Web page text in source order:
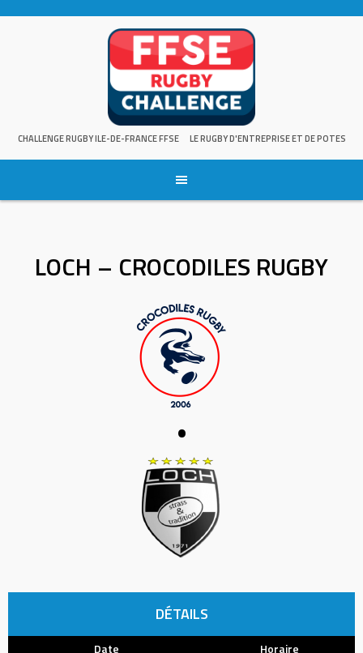
CHALLENGE RUGBY ILE-DE-FRANCE FFSE LE RUGBY D'ENTREPRISE ET DE POTES
LOCH – CROCODILES RUGBY
•
DÉTAILS
Date
Horaire